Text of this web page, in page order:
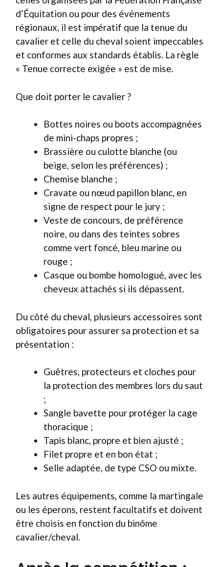
d’Équitation ou pour des événements
régionaux, il est impératif que la tenue du
cavalier et celle du cheval soient impeccables
et conformes aux standards établis. La règle
« Tenue correcte exigée » est de mise.
Que doit porter le cavalier ?
Bottes noires ou boots accompagnées
de mini-chaps propres ;
Brassière ou culotte blanche (ou
beige, selon les préférences) ;
Chemise blanche ;
Cravate ou nœud papillon blanc, en
signe de respect pour le jury ;
Veste de concours, de préférence
noire, ou dans des teintes sobres
comme vert foncé, bleu marine ou
rouge ;
Casque ou bombe homologué, avec les
cheveux attachés si ils dépassent.
Du côté du cheval, plusieurs accessoires sont
obligatoires pour assurer sa protection et sa
présentation :
Guêtres, protecteurs et cloches pour
la protection des membres lors du saut
;
Sangle bavette pour protéger la cage
thoracique ;
Tapis blanc, propre et bien ajusté ;
Filet propre et en bon état ;
Selle adaptée, de type CSO ou mixte.
Les autres équipements, comme la martingale
ou les éperons, restent facultatifs et doivent
être choisis en fonction du binôme
cavalier/cheval.